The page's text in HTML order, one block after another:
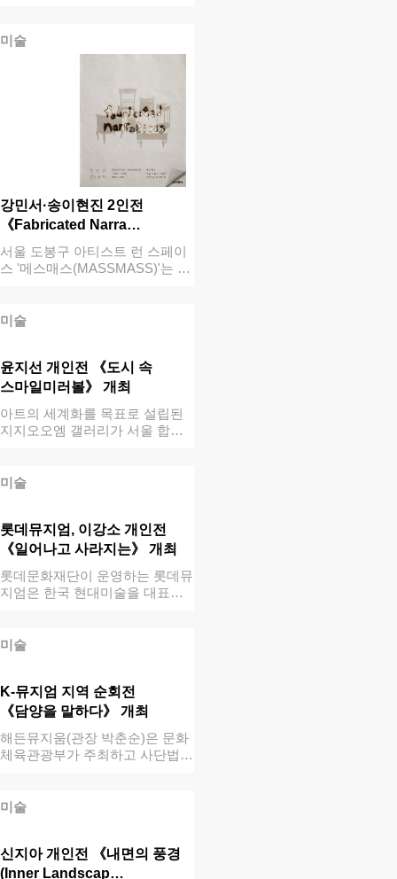
미술
강민서·송이현진 2인전
《Fabricated Narra…
서울 도봉구 아티스트 런 스페이
스 '메스매스(MASSMASS)'는 오
미술
윤지선 개인전 《도시 속
스마일미러볼》 개최
아트의 세계화를 목표로 설립된
지지오오엠 갤러리가 서울 합정
미술
롯데뮤지엄, 이강소 개인전
《일어나고 사라지는》 개최
롯데문화재단이 운영하는 롯데뮤
지엄은 한국 현대미술을 대표하
미술
K-뮤지엄 지역 순회전
《담양을 말하다》 개최
해든뮤지움(관장 박춘순)은 문화
체육관광부가 주최하고 사단법인
미술
신지아 개인전 《내면의 풍경
(Inner Landscap…